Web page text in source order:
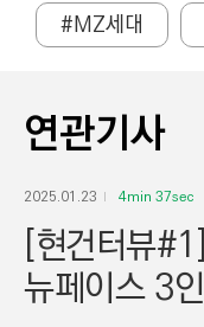
#MZ세대
연관기사
2025.01.23 4min 37sec
[현건터뷰
뉴페이스 3